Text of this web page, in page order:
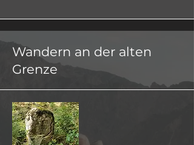
Wandern an der alten
Grenze